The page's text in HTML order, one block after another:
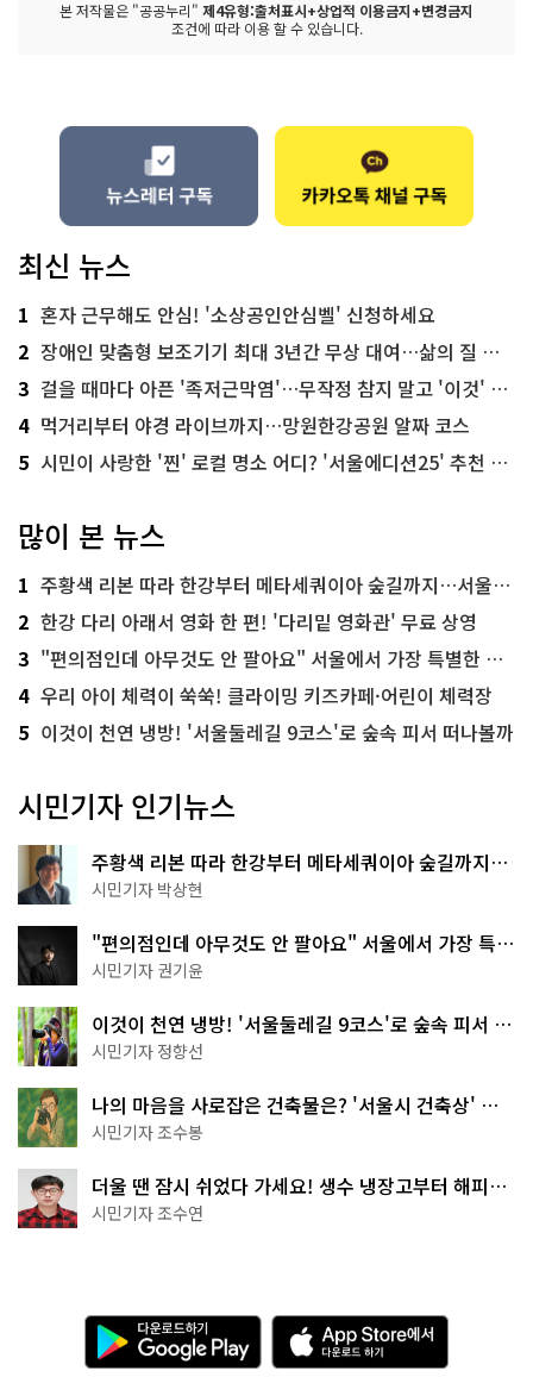
본 저작물은 "공공누리" 제4유형:출처표시+상업적 이용금지+변경금지
조건에 따라 이용 할 수 있습니다.
최신 뉴스
1 혼자 근무해도 안심! '소상공인안심벨' 신청하세요
2 장애인 맞춤형 보조기기 최대 3년간 무상 대여…삶의 질 높인다
3 걸을 때마다 아픈 '족저근막염'…무작정 참지 말고 '이것' 해보세요!
4 먹거리부터 야경 라이브까지…망원한강공원 알짜 코스
5 시민이 사랑한 '찐' 로컬 명소 어디? '서울에디션25' 추천 코스
많이 본 뉴스
1 주황색 리본 따라 한강부터 메타세쿼이아 숲길까지…서울둘레길 15코스
2 한강 다리 아래서 영화 한 편! '다리밑 영화관' 무료 상영
3 "편의점인데 아무것도 안 팔아요" 서울에서 가장 특별한 편의점의 정체
4 우리 아이 체력이 쑥쑥! 클라이밍 키즈카페·어린이 체력장
5 이것이 천연 냉방! '서울둘레길 9코스'로 숲속 피서 떠나볼까
시민기자 인기뉴스
주황색 리본 따라 한강부터 메타세쿼이아 숲길까지…
서울둘레길 15코스
시민기자 박상현
"편의점인데 아무것도 안 팔아요" 서울에서 가장 특별
한 편의점의 정체
시민기자 권기윤
이것이 천연 냉방! '서울둘레길 9코스'로 숲속 피서 떠
나볼까
시민기자 정향선
나의 마음을 사로잡은 건축물은? '서울시 건축상' 수
상작 공개!
시민기자 조수봉
더울 땐 잠시 쉬었다 가세요! 생수 냉장고부터 해피소
·무더위쉼터까지
시민기자 조수연
다
운
로
A
p
p